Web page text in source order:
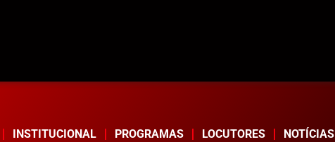
INSTITUCIONAL PROGRAMAS LOCUTORES NOTÍCIAS